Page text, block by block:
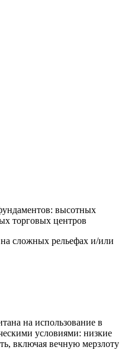
высотных
торговых центров
сложных рельефах и/или
на использование в
условиями: низкие
включая вечную мерзлоту